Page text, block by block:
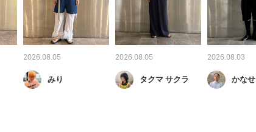
2026.08.05
みり
2026.08.05
タクマ サクラ
2026.08.03
かなせ